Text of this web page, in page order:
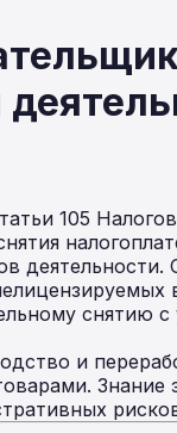
105
деятельности.
снятию с
и
Знание